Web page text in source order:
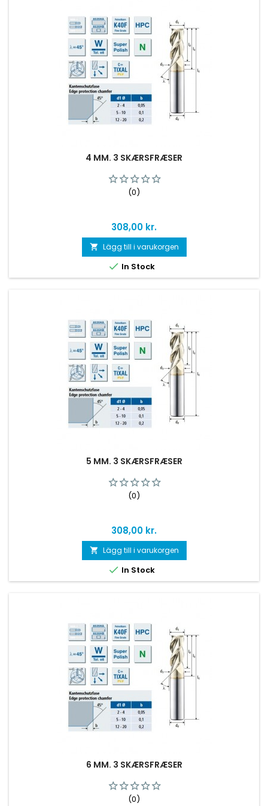
4 MM. 3 SKÆRSFRÆSER
(0)
Pris
308,00 kr.
 Lägg till i varukorgen
 In Stock
5 MM. 3 SKÆRSFRÆSER
(0)
Pris
308,00 kr.
 Lägg till i varukorgen
 In Stock
6 MM. 3 SKÆRSFRÆSER
(0)